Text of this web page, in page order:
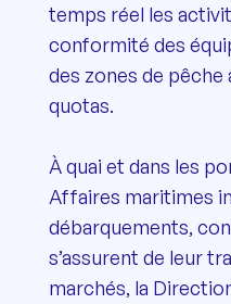
temps réel les
conformité des
des zones de
quotas.
À quai et dans les
Affaires maritimes
débarquements,
s’assurent de leur
marchés, la